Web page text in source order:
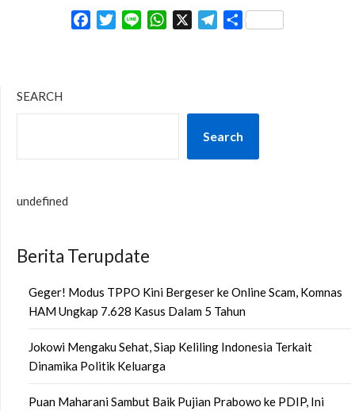
FacebookTwitterLine WhatsApp Telegram
Share
SEARCH
Search
undefined
Berita Terupdate
Geger! Modus TPPO Kini Bergeser ke Online Scam, Komnas
HAM Ungkap 7.628 Kasus Dalam 5 Tahun
Jokowi Mengaku Sehat, Siap Keliling Indonesia Terkait
Dinamika Politik Keluarga
Puan Maharani Sambut Baik Pujian Prabowo ke PDIP, Ini